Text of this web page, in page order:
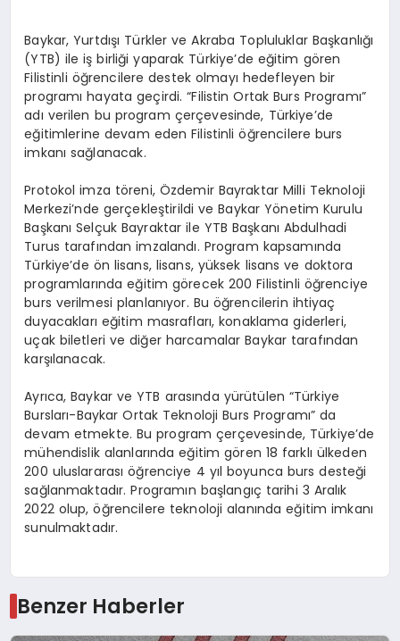
Baykar, Yurtdışı Türkler ve Akraba Topluluklar Başkanlığı
(YTB) ile iş birliği yaparak Türkiye’de eğitim gören
Filistinli öğrencilere destek olmayı hedefleyen bir
programı hayata geçirdi. “Filistin Ortak Burs Programı”
adı verilen bu program çerçevesinde, Türkiye’de
eğitimlerine devam eden Filistinli öğrencilere burs
imkanı sağlanacak.
Protokol imza töreni, Özdemir Bayraktar Milli Teknoloji
Merkezi’nde gerçekleştirildi ve Baykar Yönetim Kurulu
Başkanı Selçuk Bayraktar ile YTB Başkanı Abdulhadi
Turus tarafından imzalandı. Program kapsamında
Türkiye’de ön lisans, lisans, yüksek lisans ve doktora
programlarında eğitim görecek 200 Filistinli öğrenciye
burs verilmesi planlanıyor. Bu öğrencilerin ihtiyaç
duyacakları eğitim masrafları, konaklama giderleri,
uçak biletleri ve diğer harcamalar Baykar tarafından
karşılanacak.
Ayrıca, Baykar ve YTB arasında yürütülen “Türkiye
Bursları-Baykar Ortak Teknoloji Burs Programı” da
devam etmekte. Bu program çerçevesinde, Türkiye’de
mühendislik alanlarında eğitim gören 18 farklı ülkeden
200 uluslararası öğrenciye 4 yıl boyunca burs desteği
sağlanmaktadır. Programın başlangıç tarihi 3 Aralık
2022 olup, öğrencilere teknoloji alanında eğitim imkanı
sunulmaktadır.
Benzer Haberler